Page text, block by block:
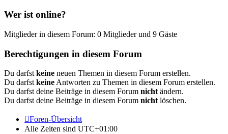
Wer ist online?
Mitglieder in diesem Forum: 0 Mitglieder und 9 Gäste
Berechtigungen in diesem Forum
Du darfst keine neuen Themen in diesem Forum erstellen.
Du darfst keine Antworten zu Themen in diesem Forum erstellen.
Du darfst deine Beiträge in diesem Forum nicht ändern.
Du darfst deine Beiträge in diesem Forum nicht löschen.
Foren-Übersicht
Alle Zeiten sind UTC+01:00